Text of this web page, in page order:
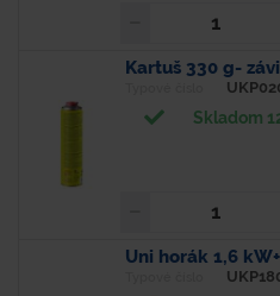
Kartuš 330 g-
Skladom
Uni horák 1,6